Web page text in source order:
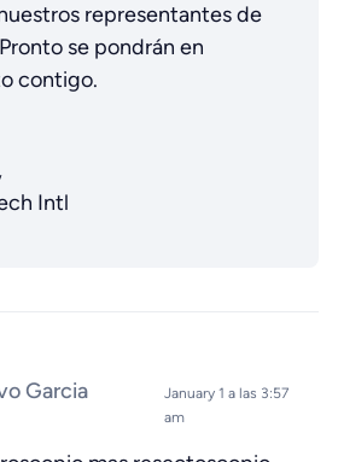
representantes de
se pondrán en
contigo.
Intl
Garcia
January 1 a las 3:57
am